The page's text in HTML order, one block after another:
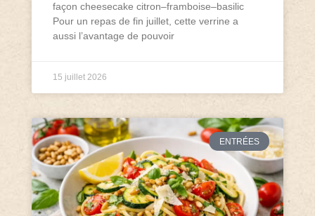
façon cheesecake citron–framboise–basilic
Pour un repas de fin juillet, cette verrine a
aussi l’avantage de pouvoir
15 juillet 2026
ENTRÉES